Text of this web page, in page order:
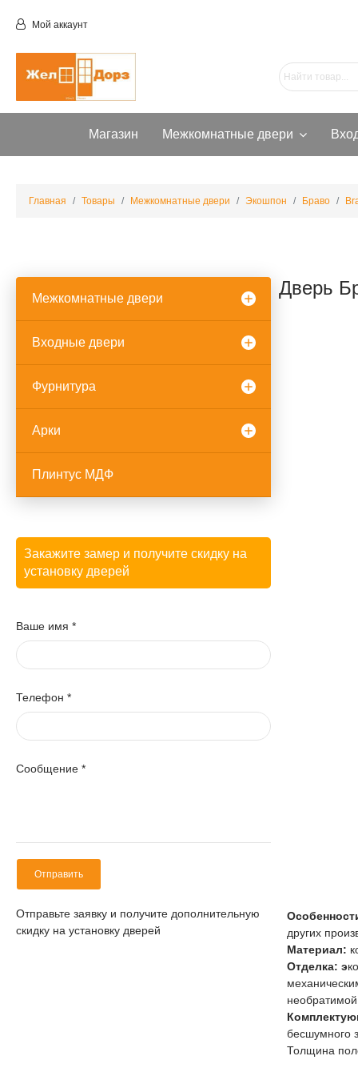
Мой аккаунт
Магазин Межкомнатные двери
Главная Товары Межкомнатные двери Экошпон Браво
Межкомнатные двери
Входные двери
Фурнитура
Арки
Плинтус МДФ
Закажите замер и получите скидку на
установку дверей
Ваше имя *
Телефон *
Сообщение *
Отправить
Отправьте заявку и получите дополнительную
скидку на установку дверей
Дверь
других
Материал:
Отделка: э
бесшумного
Толщина